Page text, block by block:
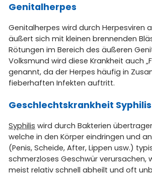
Genitalherpes
Genitalherpes wird durch Herpesviren
äußert sich mit kleinen brennenden
Rötungen im Bereich des äußeren
Volksmund wird diese Krankheit auch
genannt, da der Herpes häufig in
fieberhaften Infekten auftritt.
Geschlechtskrankheit Syphilis
Syphilis wird durch Bakterien
welche in den Körper eindringen und
(Penis, Scheide, After, Lippen usw.)
schmerzloses Geschwür verursachen,
meist relativ schnell abheilt und oft